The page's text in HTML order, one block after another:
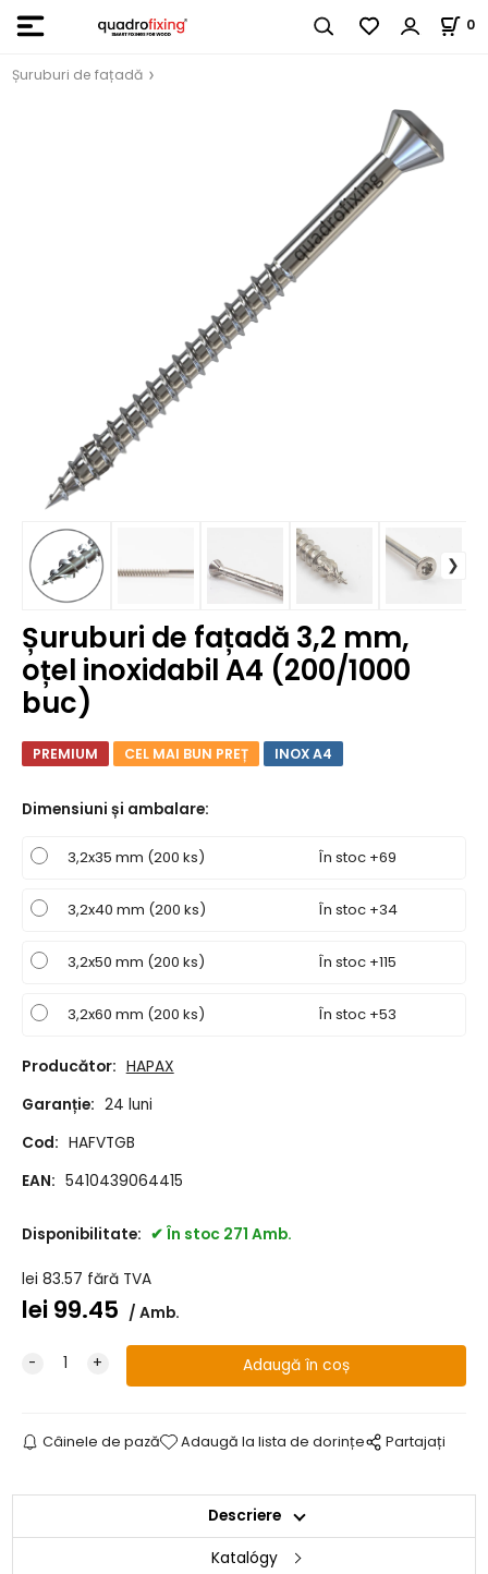
0
Șuruburi de fațadă
Șuruburi de fațadă 3,2 mm,
oțel inoxidabil A4 (200/1000
buc)
PREMIUM CEL MAI BUN PREȚ INOX A4
Dimensiuni și ambalare:
3,2x35 mm (200 ks) În stoc +69
3,2x40 mm (200 ks) În stoc +34
3,2x50 mm (200 ks) În stoc +115
3,2x60 mm (200 ks) În stoc +53
Producător: HAPAX
Garanție: 24 luni
Cod: HAFVTGB
EAN: 5410439064415
Disponibilitate: În stoc 271 Amb.
lei 83.57 fără TVA
lei99.45 Amb.
Câinele de pază Adaugă la lista de dorințe Partajați
Descriere
Katalógy